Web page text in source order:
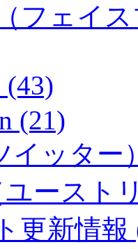
フェイ
(43)
(21)
イッター
ユースト
更新情報